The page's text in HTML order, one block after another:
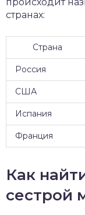
странах:
Страна
Россия
США
Испания
Франция
Как
сестрой